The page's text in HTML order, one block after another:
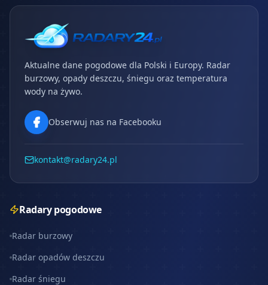
Aktualne dane pogodowe dla Polski i Europy. Radar
burzowy, opady deszczu, śniegu oraz temperatura
wody na żywo.
Obserwuj nas na Facebooku
kontakt@radary24.pl
Radary pogodowe
Radar burzowy
Radar opadów deszczu
Radar śniegu